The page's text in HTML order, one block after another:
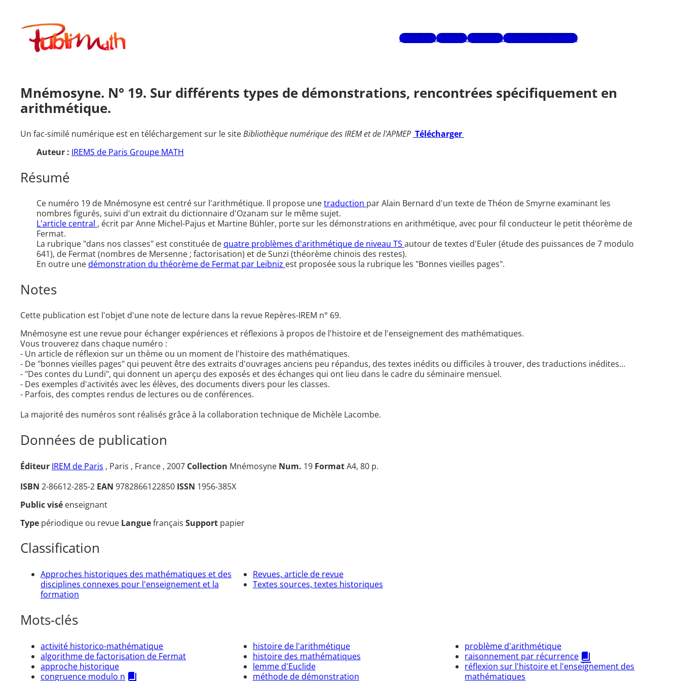
contenuPublimath
Mots-clésAuteursGlossaireRecherche avancée
Mnémosyne. N° 19. Sur différents types de démonstrations, rencontrées spécifiquement en
arithmétique.
Un fac-similé numérique est en téléchargement sur le siteBibliothèque numérique des IREM et de l'APMEP Télécharger
Auteur : IREMS de Paris Groupe MATH
Résumé
Ce numéro 19 de Mnémosyne est centré sur l'arithmétique. Il propose unetraduction par Alain Bernard d'un texte de Théon de Smyrne examinant les
nombres figurés, suivi d'un extrait du dictionnaire d'Ozanam sur le même sujet.
L'article central , écrit par Anne Michel-Pajus et Martine Bühler, porte sur les démonstrations en arithmétique, avec pour fil conducteur le petit théorème de
Fermat.
La rubrique "dans nos classes" est constituée de quatre problèmes d'arithmétique de niveau TS autour de textes d'Euler (étude des puissances de 7 modulo
641), de Fermat (nombres de Mersenne ; factorisation) et de Sunzi (théorème chinois des restes).
En outre unedémonstration du théorème de Fermat par Leibniz est proposée sous la rubrique les "Bonnes vieilles pages".
Notes
Cette publication est l'objet d'une note de lecture dans la revue Repères-IREM n° 69.
Mnémosyne est une revue pour échanger expériences et réflexions à propos de l'histoire et de l'enseignement des mathématiques.
Vous trouverez dans chaque numéro :
- Un article de réflexion sur un thème ou un moment de l'histoire des mathématiques.
- De "bonnes vieilles pages" qui peuvent être des extraits d'ouvrages anciens peu répandus, des textes inédits ou difficiles à trouver, des traductions inédites...
- "Des contes du Lundi", qui donnent un aperçu des exposés et des échanges qui ont lieu dans le cadre du séminaire mensuel.
- Des exemples d'activités avec les élèves, des documents divers pour les classes.
- Parfois, des comptes rendus de lectures ou de conférences.
La majorité des numéros sont réalisés grâce à la collaboration technique de Michèle Lacombe.
Données de publication
Éditeur IREM de Paris , Paris , France , 2007 Collection Mnémosyne Num. 19 FormatA4, 80 p.
ISBN 2-86612-285-2 EAN 9782866122850 ISSN 1956-385X
Public visé enseignant
Type périodique ou revue Languefrançais Support papier
Classification
Approches historiques des mathématiques et des
disciplines connexes pour l'enseignement et la
formation
Revues, article de revue
Textes sources, textes historiques
Mots-clés
activité historico-mathématique
algorithme de factorisation de Fermat
approche historique
congruence modulo n
histoire de l'arithmétique
histoire des mathématiques
lemme d'Euclide
méthode de démonstration
problème d'arithmétique
raisonnement par récurrence
réflexion sur l'histoire et l'enseignement des
mathématiques